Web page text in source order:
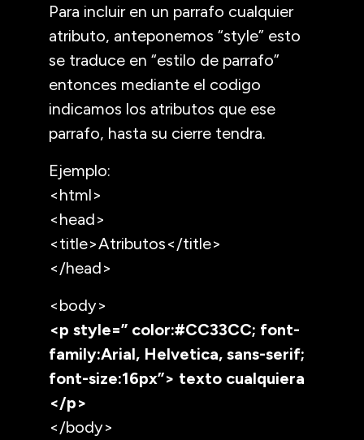
Para incluir en un parrafo cualquier
atributo, anteponemos “style” esto
se traduce en “estilo de parrafo”
entonces mediante el codigo
indicamos los atributos que ese
parrafo, hasta su cierre tendra.
Ejemplo:
<html>
<head>
<title>Atributos</title>
</head>
<body>
<p style=” color:#CC33CC; font-
family:Arial, Helvetica, sans-serif;
font-size:16px”> texto cualquiera
</p>
</body>